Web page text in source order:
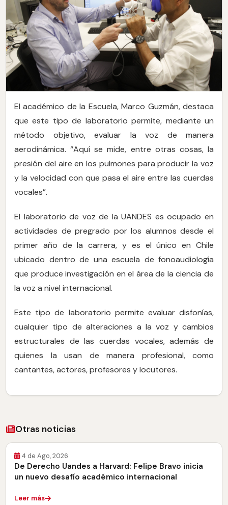
El académico de la Escuela, Marco Guzmán, destaca
que este tipo de laboratorio permite, mediante un
método objetivo, evaluar la voz de manera
aerodinámica. “Aquí se mide, entre otras cosas, la
presión del aire en los pulmones para producir la voz
y la velocidad con que pasa el aire entre las cuerdas
vocales”.
El laboratorio de voz de la UANDES es ocupado en
actividades de pregrado por los alumnos desde el
primer año de la carrera, y es el único en Chile
ubicado dentro de una escuela de fonoaudiología
que produce investigación en el área de la ciencia de
la voz a nivel internacional.
Este tipo de laboratorio permite evaluar disfonías,
cualquier tipo de alteraciones a la voz y cambios
estructurales de las cuerdas vocales, además de
quienes la usan de manera profesional, como
cantantes, actores, profesores y locutores.
Otras noticias
4 de Ago, 2026
De Derecho Uandes a Harvard: Felipe Bravo inicia
un nuevo desafío académico internacional
Leer más